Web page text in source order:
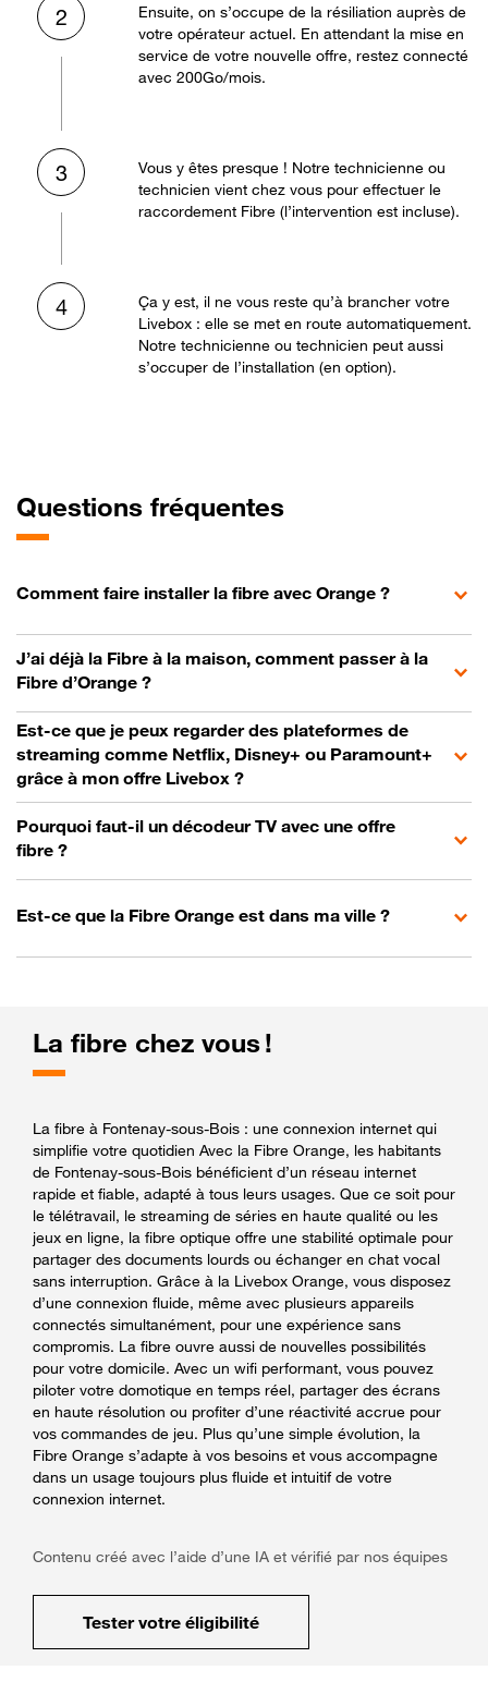
2
Ensuite, on s’occupe de la résiliation auprès de
votre opérateur actuel. En attendant la mise en
service de votre nouvelle offre, restez connecté
avec 200Go/mois.
3
Vous y êtes presque ! Notre technicienne ou
technicien vient chez vous pour effectuer le
raccordement Fibre (l’intervention est incluse).
4
Ça y est, il ne vous reste qu’à brancher votre
Livebox : elle se met en route automatiquement.
Notre technicienne ou technicien peut aussi
s’occuper de l’installation (en option).
Questions fréquentes
Comment faire installer la fibre avec Orange ?
J’ai déjà la Fibre à la maison, comment passer à la
Fibre d’Orange ?
Est-ce que je peux regarder des plateformes de
streaming comme Netflix, Disney+ ou Paramount+
grâce à mon offre Livebox ?
Pourquoi faut-il un décodeur TV avec une offre
fibre ?
Est-ce que la Fibre Orange est dans ma ville ?
La fibre chez vous !
La fibre à Fontenay-sous-Bois : une connexion internet qui
simplifie votre quotidien Avec la Fibre Orange, les habitants
de Fontenay-sous-Bois bénéficient d’un réseau internet
rapide et fiable, adapté à tous leurs usages. Que ce soit pour
le télétravail, le streaming de séries en haute qualité ou les
jeux en ligne, la fibre optique offre une stabilité optimale pour
partager des documents lourds ou échanger en chat vocal
sans interruption. Grâce à la Livebox Orange, vous disposez
d’une connexion fluide, même avec plusieurs appareils
connectés simultanément, pour une expérience sans
compromis. La fibre ouvre aussi de nouvelles possibilités
pour votre domicile. Avec un wifi performant, vous pouvez
piloter votre domotique en temps réel, partager des écrans
en haute résolution ou profiter d’une réactivité accrue pour
vos commandes de jeu. Plus qu’une simple évolution, la
Fibre Orange s’adapte à vos besoins et vous accompagne
dans un usage toujours plus fluide et intuitif de votre
connexion internet.
Contenu créé avec l’aide d’une IA et vérifié par nos équipes
Tester votre éligibilité